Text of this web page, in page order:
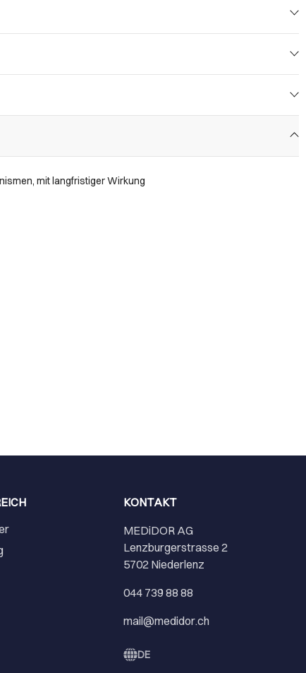
mit langfristiger Wirkung
KONTAKT
MEDiDOR AG
Lenzburgerstrasse 2
5702 Niederlenz
044 739 88 88
mail@medidor.ch
DE